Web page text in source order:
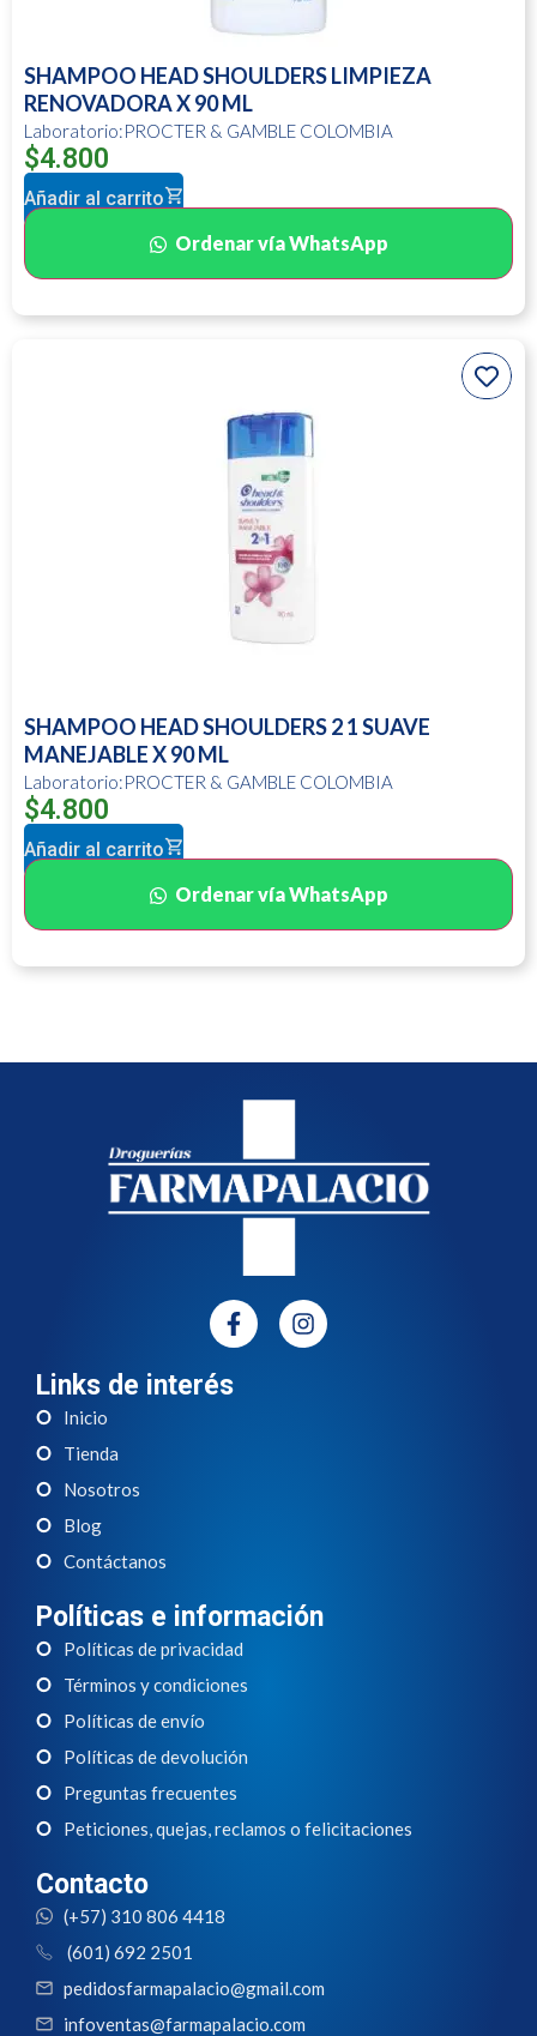
SHAMPOO HEAD SHOULDERS LIMPIEZA
RENOVADORA X 90 ML
Laboratorio:PROCTER & GAMBLE COLOMBIA
$4.800
Añadir al carrito
Ordenar vía WhatsApp
SHAMPOO HEAD SHOULDERS 2 1 SUAVE
MANEJABLE X 90 ML
Laboratorio:PROCTER & GAMBLE COLOMBIA
$4.800
Añadir al carrito
Ordenar vía WhatsApp
Links de interés
Inicio
Tienda
Nosotros
Blog
Contáctanos
Políticas e información
Políticas de privacidad
Términos y condiciones
Políticas de envío
Políticas de devolución
Preguntas frecuentes
Peticiones, quejas, reclamos o felicitaciones
Contacto
(+57) 310 806 4418
(601) 692 2501
pedidosfarmapalacio@gmail.com
infoventas@farmapalacio.com